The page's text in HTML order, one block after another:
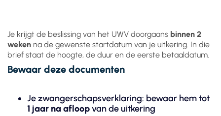
Je krijgt de beslissing van het UWV doorgaans binnen 2
weken na de gewenste startdatum van je uitkering. In die
brief staat de hoogte, de duur en de eerste betaaldatum.
Bewaar deze documenten
Je zwangerschapsverklaring: bewaar hem tot
1 jaar na afloopvan de uitkering